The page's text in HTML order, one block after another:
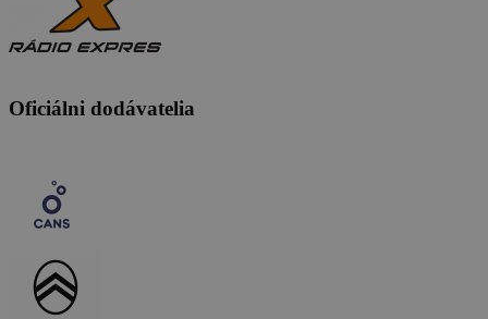
Oficiálni dodávatelia